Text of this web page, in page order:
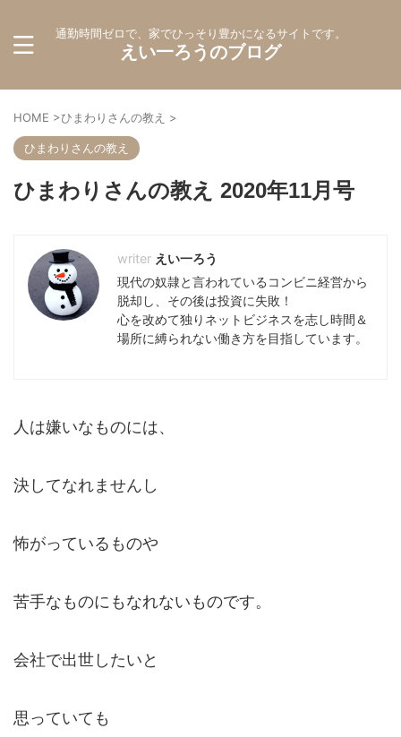
通勤時間ゼロで、家でひっそり豊かになるサイトです。
えい一ろうのブログ
HOME >ひまわりさんの教え >
ひまわりさんの教え
ひまわりさんの教え 2020年11月号
えい一ろう
現代の奴隷と言われているコンビニ経営から
脱却し、その後は投資に失敗！
心を改めて独りネットビジネスを志し時間＆
場所に縛られない働き方を目指しています。
人は嫌いなものには、
決してなれませんし
怖がっているものや
苦手なものにもなれないものです。
会社で出世したいと
思っていても